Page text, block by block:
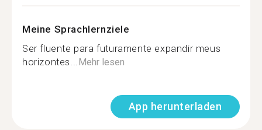
Meine Sprachlernziele
Ser fluente para futuramente expandir meus
horizontes...Mehr lesen
App herunterladen